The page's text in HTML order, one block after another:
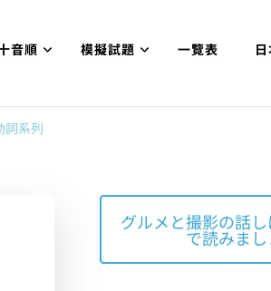
音順 模擬試題 一覽表
詞系列
グルメと撮影の話
で読みまし